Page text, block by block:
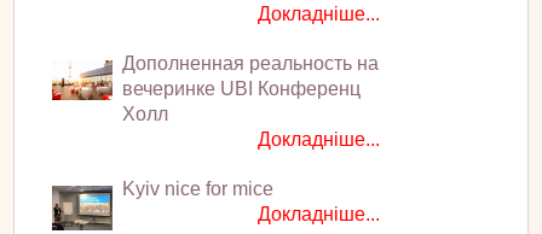
Докладніше...
Дополненная реальность на
вечеринке UBI Конференц
Холл
Докладніше...
Kyiv nice for mice
Докладніше...